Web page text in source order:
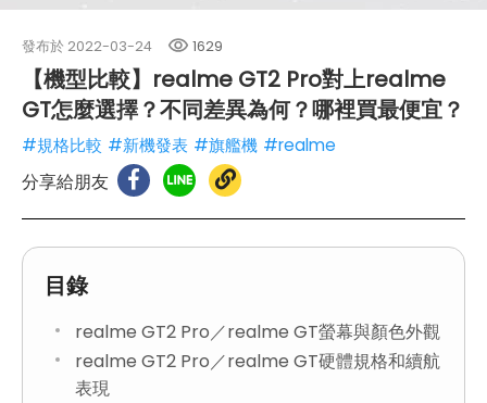
發布於 2022-03-24 1629
【機型比較】realme GT2 Pro對上realme
GT怎麼選擇？不同差異為何？哪裡買最便宜？
#規格比較 #新機發表 #旗艦機 #realme
分享給朋友
目錄
realme GT2 Pro／realme GT螢幕與顏色外觀
realme GT2 Pro／realme GT硬體規格和續航
表現